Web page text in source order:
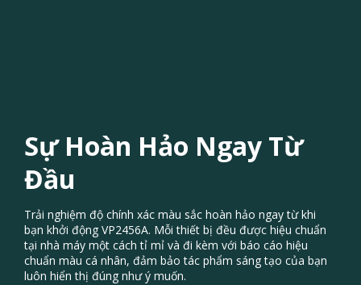
Sự Hoàn Hảo Ngay Từ
Đầu
Trải nghiệm độ chính xác màu sắc hoàn hảo ngay từ khi
bạn khởi động VP2456A. Mỗi thiết bị đều được hiệu chuẩn
tại nhà máy một cách tỉ mỉ và đi kèm với báo cáo hiệu
chuẩn màu cá nhân, đảm bảo tác phẩm sáng tạo của bạn
luôn hiển thị đúng như ý muốn.